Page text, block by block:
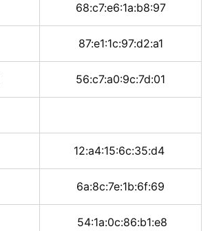
68:c7:e6:1a:b8:97
87:e1:1c:97:d2:a1
56:c7:a0:9c:7d:01
12:a4:15:6c:35:d4
6a:8c:7e:1b:6f:69
54:1a:0c:86:b1:e8